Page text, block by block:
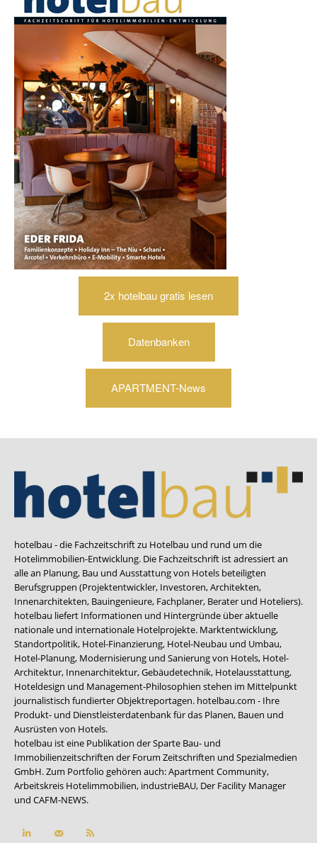
2x hotelbau gratis lesen
Datenbanken
APARTMENT-News
hotelbau - die Fachzeitschrift zu Hotelbau und rund um die
Hotelimmobilien-Entwicklung. Die Fachzeitschrift ist adressiert an
alle an Planung, Bau und Ausstattung von Hotels beteiligten
Berufsgruppen (Projektentwickler, Investoren, Architekten,
Innenarchitekten, Bauingenieure, Fachplaner, Berater und Hoteliers).
hotelbau liefert Informationen und Hintergründe über aktuelle
nationale und internationale Hotelprojekte. Marktentwicklung,
Standortpolitik, Hotel-Finanzierung, Hotel-Neubau und Umbau,
Hotel-Planung, Modernisierung und Sanierung von Hotels, Hotel-
Architektur, Innenarchitektur, Gebäudetechnik, Hotelausstattung,
Hoteldesign und Management-Philosophien stehen im Mittelpunkt
journalistisch fundierter Objektreportagen. hotelbau.com - Ihre
Produkt- und Dienstleisterdatenbank für das Planen, Bauen und
Ausrüsten von Hotels.
hotelbau ist eine Publikation der Sparte Bau- und
Immobilienzeitschriften der Forum Zeitschriften und Spezialmedien
GmbH. Zum Portfolio gehören auch:Apartment Community,
Arbeitskreis Hotelimmobilien, industrieBAU, Der Facility Manager
und CAFM-NEWS.